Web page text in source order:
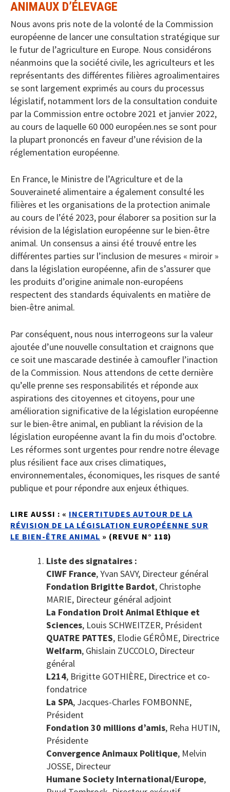
ANIMAUX D’ÉLEVAGE
Nous avons pris note de la volonté de la Commission
européenne de lancer une consultation stratégique sur
le futur de l’agriculture en Europe. Nous considérons
néanmoins que la société civile, les agriculteurs et les
représentants des différentes filières agroalimentaires
se sont largement exprimés au cours du processus
législatif, notamment lors de la consultation conduite
par la Commission entre octobre 2021 et janvier 2022,
au cours de laquelle 60 000 européen.nes se sont pour
la plupart prononcés en faveur d’une révision de la
réglementation européenne.
En France, le Ministre de l’Agriculture et de la
Souveraineté alimentaire a également consulté les
filières et les organisations de la protection animale
au cours de l’été 2023, pour élaborer sa position sur la
révision de la législation européenne sur le bien-être
animal. Un consensus a ainsi été trouvé entre les
différentes parties sur l’inclusion de mesures « miroir »
dans la législation européenne, afin de s’assurer que
les produits d’origine animale non-européens
respectent des standards équivalents en matière de
bien-être animal.
Par conséquent, nous nous interrogeons sur la valeur
ajoutée d’une nouvelle consultation et craignons que
ce soit une mascarade destinée à camoufler l’inaction
de la Commission. Nous attendons de cette dernière
qu’elle prenne ses responsabilités et réponde aux
aspirations des citoyennes et citoyens, pour une
amélioration significative de la législation européenne
sur le bien-être animal, en publiant la révision de la
législation européenne avant la fin du mois d’octobre.
Les réformes sont urgentes pour rendre notre élevage
plus résilient face aux crises climatiques,
environnementales, économiques, les risques de santé
publique et pour répondre aux enjeux éthiques.
LIRE AUSSI : « INCERTITUDES AUTOUR DE LA
RÉVISION DE LA LÉGISLATION EUROPÉENNE SUR
LE BIEN-ÊTRE ANIMAL » (REVUE N° 118)
Liste des signataires :
CIWF France, Yvan SAVY, Directeur général
Fondation Brigitte Bardot, Christophe
MARIE, Directeur général adjoint
La Fondation Droit Animal Ethique et
Sciences, Louis SCHWEITZER, Président
QUATRE PATTES, Elodie GÉRÔME, Directrice
Welfarm, Ghislain ZUCCOLO, Directeur
général
L214, Brigitte GOTHIÈRE, Directrice et co-
fondatrice
La SPA, Jacques-Charles FOMBONNE,
Président
Fondation 30 millions d’amis, Reha HUTIN,
Présidente
Convergence Animaux Politique, Melvin
JOSSE, Directeur
Humane Society International/Europe,